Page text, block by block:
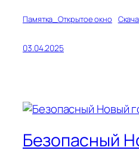
Памятка_Открытое окно
03.04.2025
Безопасный